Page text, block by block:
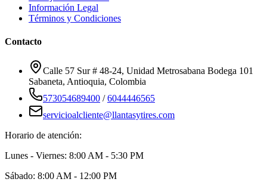
Información Legal
Términos y Condiciones
Contacto
Calle 57 Sur # 48-24, Unidad Metrosabana Bodega 101
Sabaneta, Antioquia, Colombia
573054689400 /6044446565
servicioalcliente@llantasytires.com
Horario de atención:
Lunes - Viernes: 8:00 AM - 5:30 PM
Sábado: 8:00 AM - 12:00 PM